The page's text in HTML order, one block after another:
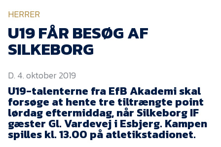
NYHEDER
EfB Akademi
Sydvestjysk Fodbold
Samarbejde
Partnere
Blue Water Arena
HERRER
U19 FÅR BESØG AF
SILKEBORG
D. 4. oktober 2019
U19-talenterne fra EfB Akademi skal
forsøge at hente tre tiltrængte point
lørdag eftermiddag, når Silkeborg IF
gæster Gl. Vardevej i Esbjerg. Kampen
spilles kl. 13.00 på atletikstadionet.